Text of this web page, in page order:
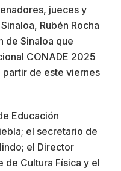
jueces y
Rubén Rocha
de Sinaloa que
CONADE 2025
partir de este viernes
Educación
el secretario de
el Director
de Cultura Física y el